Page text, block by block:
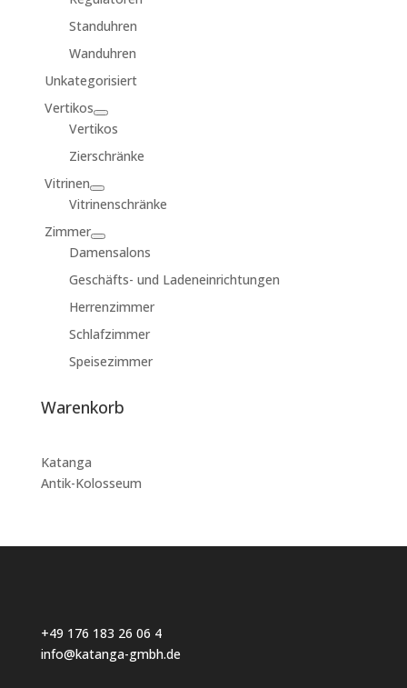
Standuhren
Wanduhren
Unkategorisiert
Vertikos
Vertikos
Zierschränke
Vitrinen
Vitrinenschränke
Zimmer
Damensalons
Geschäfts- und Ladeneinrichtungen
Herrenzimmer
Schlafzimmer
Speisezimmer
Warenkorb
Katanga
Antik-Kolosseum
+49 176 183 26 06 4
info@katanga-gmbh.de